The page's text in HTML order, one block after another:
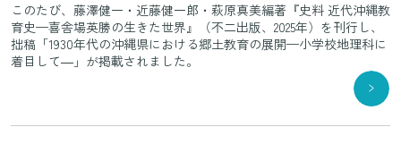
このたび、藤澤健一・近藤健一郎・萩原真美編著『史料 近代沖縄教
育史—喜舎場英勝の生きた世界』（不二出版、2025年）を刊行し、
拙稿「1930年代の沖縄県における郷土教育の展開—小学校地理科に
着目して―」が掲載されました。